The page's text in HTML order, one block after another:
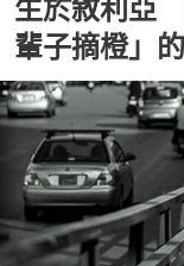
生於敘利亞
輩子摘橙」